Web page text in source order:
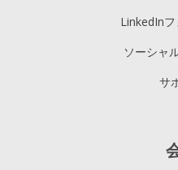
LinkedIn
ソーシャ
サ